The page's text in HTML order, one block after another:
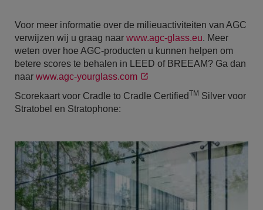
Voor meer informatie over de milieuactiviteiten van AGC
verwijzen wij u graag naar www.agc-glass.eu. Meer
weten over hoe AGC-producten u kunnen helpen om
betere scores te behalen in LEED of BREEAM? Ga dan
naar www.agc-yourglass.com
Scorekaart voor Cradle to Cradle CertifiedTM Silver voor
Stratobel en Stratophone: